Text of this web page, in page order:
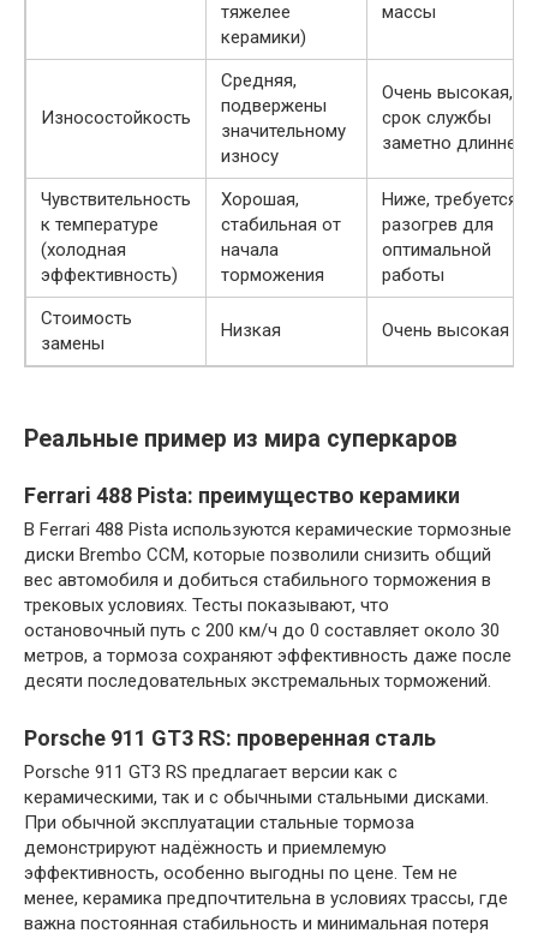
тяжелее
керамики)
массы
Износостойкость
Средняя,
подвержены
значительному
износу
Очень высокая,
срок службы
заметно длиннее
Чувствительность
к температуре
(холодная
эффективность)
Хорошая,
стабильная от
начала
торможения
Ниже, требуется
разогрев для
оптимальной
работы
Стоимость
замены
Низкая Очень высокая
Реальные пример из мира суперкаров
Ferrari 488 Pista: преимущество керамики
В Ferrari 488 Pista используются керамические тормозные
диски Brembo CCM, которые позволили снизить общий
вес автомобиля и добиться стабильного торможения в
трековых условиях. Тесты показывают, что
остановочный путь с 200 км/ч до 0 составляет около 30
метров, а тормоза сохраняют эффективность даже после
десяти последовательных экстремальных торможений.
Porsche 911 GT3 RS: проверенная сталь
Porsche 911 GT3 RS предлагает версии как с
керамическими, так и с обычными стальными дисками.
При обычной эксплуатации стальные тормоза
демонстрируют надёжность и приемлемую
эффективность, особенно выгодны по цене. Тем не
менее, керамика предпочтительна в условиях трассы, где
важна постоянная стабильность и минимальная потеря